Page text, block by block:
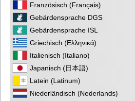
Französisch (Français)
Gebärdensprache DGS
Gebärdensprache ISL
Griechisch (Ελληνικά)
Italienisch (Italiano)
Japanisch (日本語)
Latein (Latinum)
Niederländisch (Nederlands)